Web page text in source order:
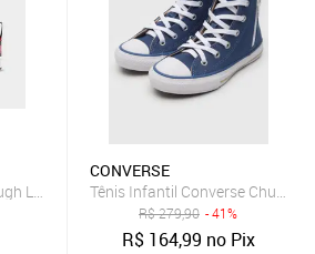
Low Recraft Infantil
CONVERSE
Tênis Infantil Converse Chuck
R$279,90 - 41%
R$ 164,99 no Pix